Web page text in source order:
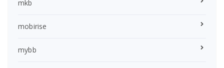
mkb
mobirise
mybb